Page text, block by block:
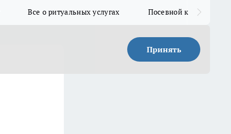
Все о ритуальных услугах Посевной календарь
Принять